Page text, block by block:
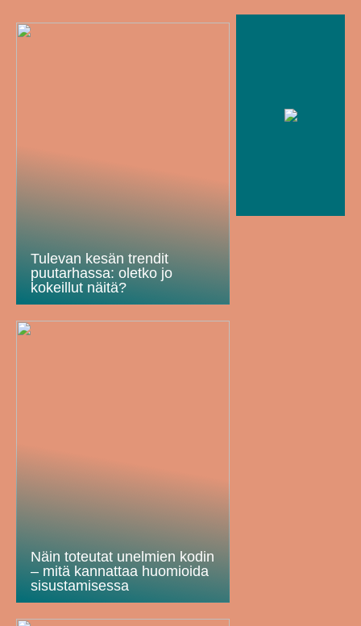
Tulevan kesän trendit
puutarhassa: oletko jo
kokeillut näitä?
Näin toteutat unelmien kodin
– mitä kannattaa huomioida
sisustamisessa